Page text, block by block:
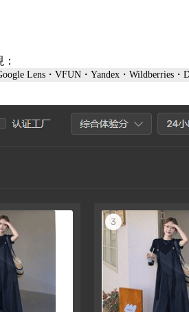
Lens・VFUN・Yandex・Wildberries・